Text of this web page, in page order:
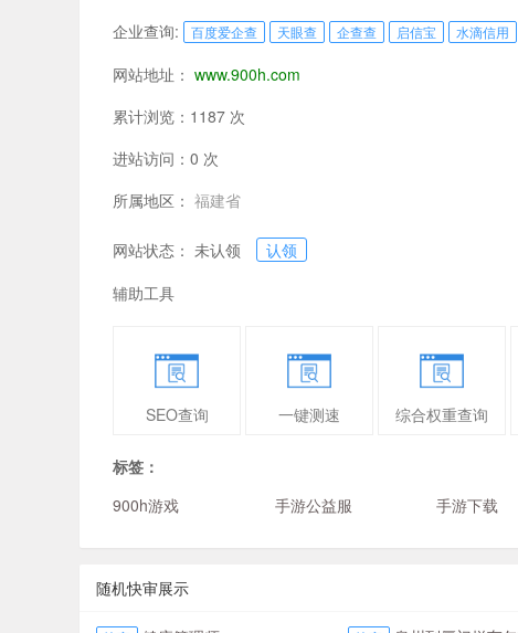
企业查询: 百度爱企查 天眼查 企查查 启信宝 水滴信用
网站地址： www.900h.com
累计浏览：1187 次
进站访问：0 次
所属地区： 福建省
网站状态： 未认领 认领
辅助工具
SEO查询 一键测速 综合权重查询
标签：
900h游戏
手游公益服 手游下载
随机快审展示